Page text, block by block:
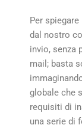
Per
dal nostro
invio, senza
mail; basta
globale che
requisiti di
una serie di